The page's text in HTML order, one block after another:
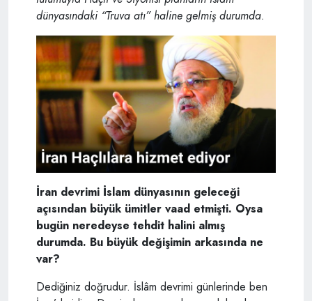
dünyasındaki “Truva atı” haline gelmiş durumda.
İran devrimi İslam dünyasının geleceği
açısından büyük ümitler vaad etmişti. Oysa
bugün neredeyse tehdit halini almış
durumda. Bu büyük değişimin arkasında ne
var?
Dediğiniz doğrudur. İslâm devrimi günlerinde ben